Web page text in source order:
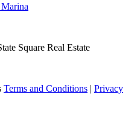
Square Real Estate
Terms and Conditions | Privacy